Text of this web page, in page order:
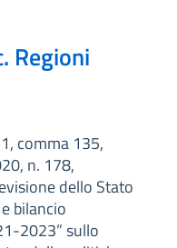
Regioni
comma 135,
n. 178,
dello Stato
bilancio
2023” sullo